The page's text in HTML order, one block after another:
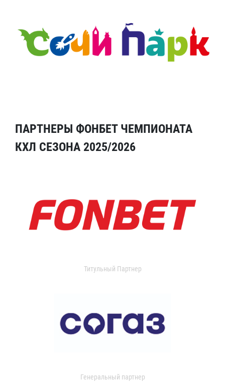
ПАРТНЕРЫ ФОНБЕТ ЧЕМПИОНАТА
КХЛ СЕЗОНА 2025/2026
Титульный Партнер
Генеральный партнер